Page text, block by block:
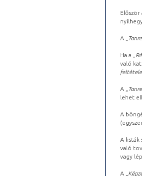
Először
A „
Ha a „
való
A „
lehet
A
A listák
való
vagy
A „